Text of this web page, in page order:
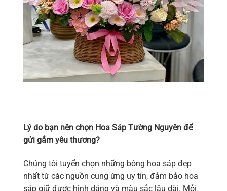
Lý do bạn nên chọn Hoa Sáp Tường Nguyên để
gửi gắm yêu thương?
Chúng tôi tuyển chọn những bông hoa sáp đẹp
nhất từ các nguồn cung ứng uy tín, đảm bảo hoa
sáp giữ được hình dáng và màu sắc lâu dài. Mỗi